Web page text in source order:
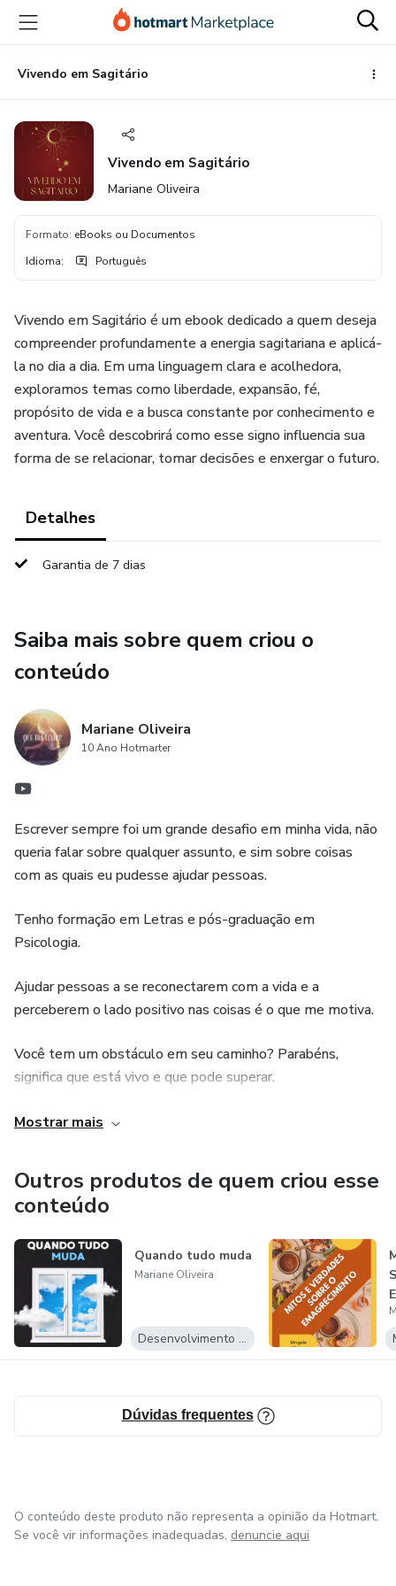
para
conteúdo
principal
para
pagamento
para
rodapé
Vivendo em Sagitário
Vivendo em Sagitário
Mariane Oliveira
Formato: eBooks ou Documentos
Idioma: Português
Vivendo em Sagitário é um ebook dedicado a quem deseja
compreender profundamente a energia sagitariana e aplicá-
la no dia a dia. Em uma linguagem clara e acolhedora,
exploramos temas como liberdade, expansão, fé,
propósito de vida e a busca constante por conhecimento e
aventura. Você descobrirá como esse signo influencia sua
forma de se relacionar, tomar decisões e enxergar o futuro.
Detalhes
Garantia de 7 dias
Saiba mais sobre quem criou o
conteúdo
Mariane Oliveira
10 Ano Hotmarter
Escrever sempre foi um grande desafio em minha vida, não
queria falar sobre qualquer assunto, e sim sobre coisas
com as quais eu pudesse ajudar pessoas.
Tenho formação em Letras e pós-graduação em
Psicologia.
Ajudar pessoas a se reconectarem com a vida e a
perceberem o lado positivo nas coisas é o que me motiva.
Você tem um obstáculo em seu caminho? Parabéns,
significa que está vivo e que pode superar.
Eu aprendi a ser feliz sem fórmulas mágicas e sem ganhar
Meus livros e e-books são exatamente sobre isso. Você
está com algum problema? Resolva e parta para o
próximo desafio.
Não reclame ou estagne diante dos dilemas, pois a
tendência é sempre piorar.
tenha um novo olhar para a vida.
Mostrar mais
Outros produtos de quem criou esse
conteúdo
Quando tudo muda
Mariane Oliveira
Desenvolvimento Pessoal
Dúvidas frequentes
O conteúdo deste produto não representa a opinião da Hotmart.
Se você vir informações inadequadas, denuncie aqui